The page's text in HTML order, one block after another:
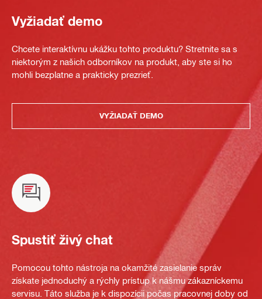
Vyžiadať demo
Chcete interaktívnu ukážku tohto produktu? Stretnite sa s
niektorým z našich odborníkov na produkt, aby ste si ho
mohli bezplatne a prakticky prezrieť.
VYŽIADAŤ DEMO
Spustiť živý chat
Pomocou tohto nástroja na okamžité zasielanie správ
získate jednoduchý a rýchly prístup k nášmu zákazníckemu
servisu. Táto služba je k dispozícii počas pracovnej doby od